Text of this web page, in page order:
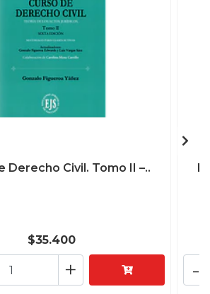
Derecho Civil. Tomo II –..
$35.400
+ -